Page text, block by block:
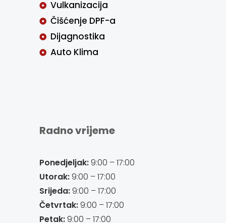
Vulkanizacija
Čišćenje DPF-a
Dijagnostika
Auto Klima
Radno vrijeme
Ponedjeljak:9:00 – 17:00
Utorak:9:00 – 17:00
Srijeda:9:00 – 17:00
Četvrtak:9:00 – 17:00
Petak:9:00 – 17:00